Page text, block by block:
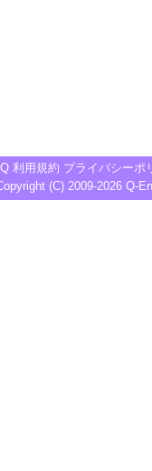
利用規約 プライバシーポ
(C) 2009-2026 Q-